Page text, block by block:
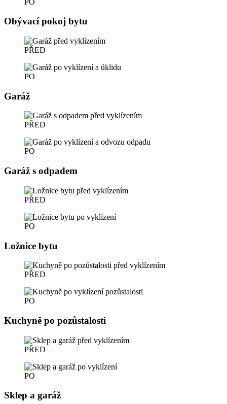
Obývací pokoj bytu
PŘED
PO
Garáž
PŘED
PO
Garáž s odpadem
PŘED
PO
Ložnice bytu
PŘED
PO
Kuchyně po pozůstalosti
PŘED
PO
Sklep a garáž